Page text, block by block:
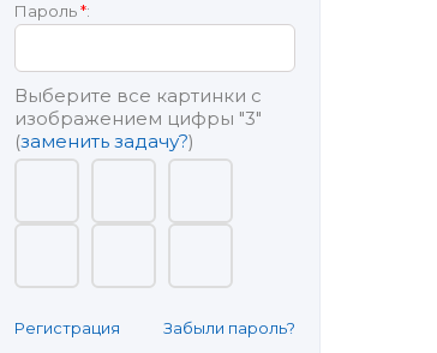
Пароль*:
Выберите все картинки с
изображением цифры "3"
(заменить задачу?)
Регистрация Забыли пароль?